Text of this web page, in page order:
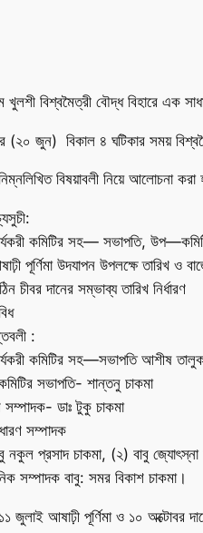
খুলশী বিশ্বমৈত্রী বৌদ্ধ বিহারে এক
(২০ জুন) বিকাল ৪ ঘটিকার সময়
বিষয়াবলী নিয়ে আলোচনা
কমিটির সহ— সভাপতি,
পূর্ণিমা উদযাপন উপলক্ষে তারিখ ও
চীবর দানের সম্ভাব্য তারিখ নির্ধারণ
:
কমিটির সহ—সভাপতি আশীষ
সভাপতি- শান্তনু চাকমা
সম্পাদক- ডাঃ টুকু চাকমা
সম্পাদক
নকুল প্রসাদ চাকমা, (২) বাবু জ্যোৎস্না
সম্পাদক বাবু: সমর বিকাশ চাকমা।
জুলাই আষাঢ়ী পূর্ণিমা ও ১০ অক্টোবর